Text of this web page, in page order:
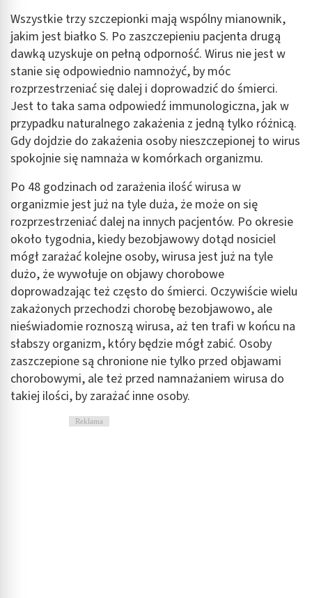
Wszystkie trzy szczepionki mają wspólny mianownik,
jakim jest białko S. Po zaszczepieniu pacjenta drugą
dawką uzyskuje on pełną odporność. Wirus nie jest w
stanie się odpowiednio namnożyć, by móc
rozprzestrzeniać się dalej i doprowadzić do śmierci.
Jest to taka sama odpowiedź immunologiczna, jak w
przypadku naturalnego zakażenia z jedną tylko różnicą.
Gdy dojdzie do zakażenia osoby nieszczepionej to wirus
spokojnie się namnaża w komórkach organizmu.
Po 48 godzinach od zarażenia ilość wirusa w
organizmie jest już na tyle duża, że może on się
rozprzestrzeniać dalej na innych pacjentów. Po okresie
około tygodnia, kiedy bezobjawowy dotąd nosiciel
mógł zarażać kolejne osoby, wirusa jest już na tyle
dużo, że wywołuje on objawy chorobowe
doprowadzając też często do śmierci. Oczywiście wielu
zakażonych przechodzi chorobę bezobjawowo, ale
nieświadomie roznoszą wirusa, aż ten trafi w końcu na
słabszy organizm, który będzie mógł zabić. Osoby
zaszczepione są chronione nie tylko przed objawami
chorobowymi, ale też przed namnażaniem wirusa do
takiej ilości, by zarażać inne osoby.
Reklama